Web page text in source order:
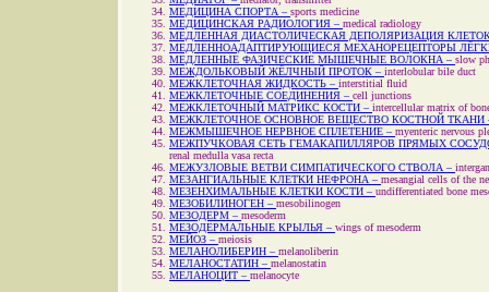
МЕДИЦИНА СПОРТА – sports medicine
МЕДИЦИНСКАЯ РАДИОЛОГИЯ – medical radiology
МЕДЛЕННАЯ ДИАСТОЛИЧЕСКАЯ ДЕПОЛЯРИЗАЦИЯ
МЕДЛЕННОАДАПТИРУЮЩИЕСЯ МЕХАНОРЕЦЕПТОРЫ
МЕДЛЕННЫЕ ФАЗИЧЕСКИЕ МЫШЕЧНЫЕ ВОЛОКНА – slow
МЕЖДОЛЬКОВЫЙ ЖЁЛЧНЫЙ ПРОТОК – interlobular bile duct
МЕЖКЛЕТОЧНАЯ ЖИДКОСТЬ – interstitial fluid
МЕЖКЛЕТОЧНЫЕ СОЕДИНЕНИЯ – cell junctions
МЕЖКЛЕТОЧНЫЙ МАТРИКС КОСТИ – intercellular matrix of
МЕЖКЛЕТОЧНОЕ ОСНОВНОЕ ВЕЩЕСТВО КОСТНОЙ ТКАНИ
МЕЖМЫШЕЧНОЕ НЕРВНОЕ СПЛЕТЕНИЕ – myenteric nervous
МЕЖПУЧКОВАЯ СЕТЬ ГЕМАКАПИЛЛЯРОВ ПРЯМЫХ
renal medulla vasa recta
МЕЖУЗЛОВЫЕ ВЕТВИ СИМПАТИЧЕСКОГО СТВОЛА –
МЕЗАНГИАЛЬНЫЕ КЛЕТКИ НЕФРОНА – mesangial cells of the
МЕЗЕНХИМАЛЬНЫЕ КЛЕТКИ КОСТИ – undifferentiated bone
МЕЗОБИЛИНОГЕН – mesobilinogen
МЕЗОДЕРМ – mesoderm
МЕЗОДЕРМАЛЬНЫЕ КРЫЛЬЯ – wings of mesoderm
МЕЙОЗ – meiosis
МЕЛАНОЛИБЕРИН – melanoliberin
МЕЛАНОСТАТИН – melanostatin
МЕЛАНОЦИТ – melanocyte